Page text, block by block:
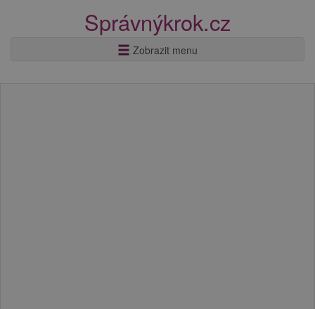
Správnýkrok.cz
Zobrazit menu